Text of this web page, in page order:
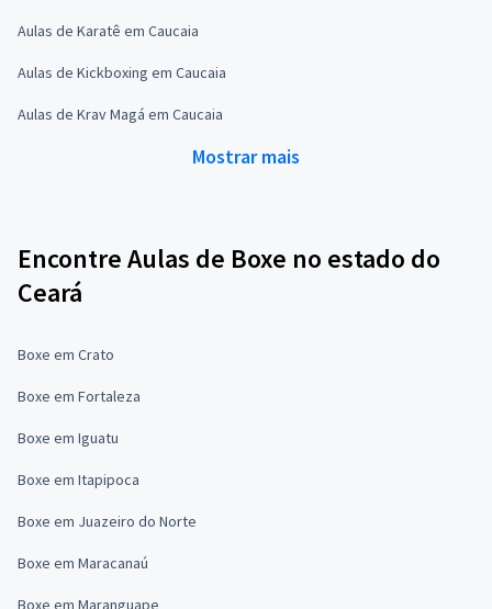
Aulas de Karatê em Caucaia
Aulas de Kickboxing em Caucaia
Aulas de Krav Magá em Caucaia
Mostrar mais
Encontre Aulas de Boxe no estado do
Ceará
Boxe em Crato
Boxe em Fortaleza
Boxe em Iguatu
Boxe em Itapipoca
Boxe em Juazeiro do Norte
Boxe em Maracanaú
Boxe em Maranguape